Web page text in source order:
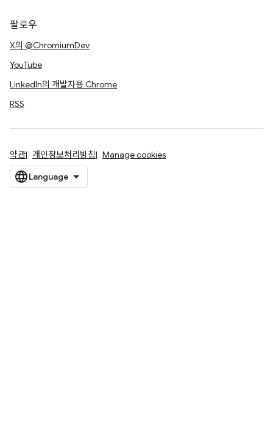
팔로우
X의 @ChromiumDev
YouTube
LinkedIn의 개발자용 Chrome
RSS
약관 개인정보처리방침 Manage cookies